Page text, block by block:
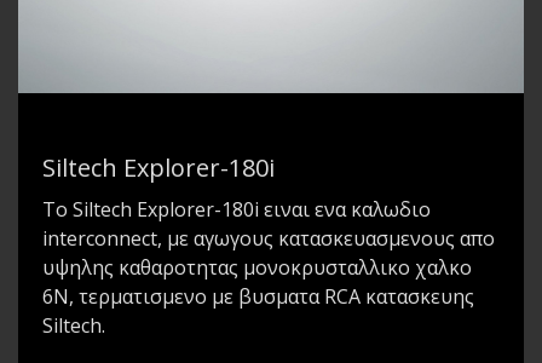
Siltech Explorer-180i
To Siltech Explorer-180i ειναι ενα καλωδιο
interconnect, με αγωγους κατασκευασμενους απο
υψηλης καθαροτητας μονοκρυσταλλικο χαλκο
6N, τερματισμενο με βυσματα RCA κατασκευης
Siltech.